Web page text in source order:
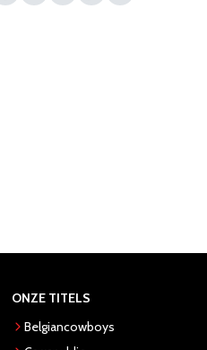
ONZE TITELS
Belgiancowboys